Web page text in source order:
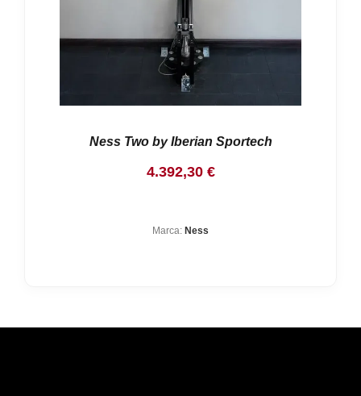
Ness Two by Iberian Sportech
4.392,30 €
Marca: Ness